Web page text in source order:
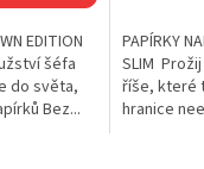
EDITION
šéfa
do světa,
Bez...
PAPÍRKY
SLIM
říše, které
hranice